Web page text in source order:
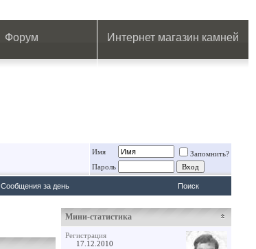
Форум Интернет магазин камней
Имя
Запомнить?
Пароль
Сообщения за день Поиск
Мини-статистика
Регистрация
17.12.2010